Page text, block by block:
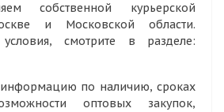
собственной курьерской
и Московской области.
смотрите в разделе:
по наличию, сроках
оптовых закупок,